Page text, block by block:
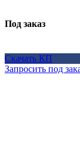
Под заказ
Скачать КП
Запросить под